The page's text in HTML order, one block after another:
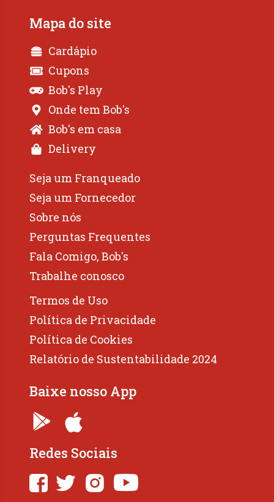
Mapa do site
Cardápio
Cupons
Bob's Play
Onde tem Bob's
Bob's em casa
Delivery
Seja um Franqueado
Seja um Fornecedor
Sobre nós
Perguntas Frequentes
Fala Comigo, Bob's
Trabalhe conosco
Termos de Uso
Política de Privacidade
Política de Cookies
Relatório de Sustentabilidade 2024
Baixe nosso App
Redes Sociais